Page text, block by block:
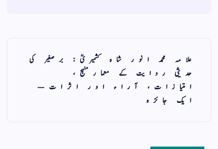
علامہ محمد انور شاہ کشمیریؒ: برصغیر کی
حدیثی روایت کے معمارمنہج،
امتیازات، آراء اور اثرات—
ایک جائزہ